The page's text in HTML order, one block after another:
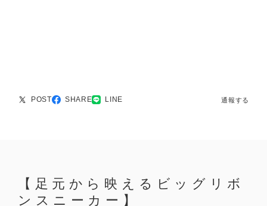
POST SHARE LINE 通報する
【足元から映えるビッグリボ
ンスニーカー】